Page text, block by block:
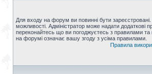
Для входу на форум ви повинні бути
можливості. Адміністратор може надати додаткові
переконайтесь що ви погоджуєтесь з правилами
на форумі означає вашу згоду з усіма правилами.
Правила